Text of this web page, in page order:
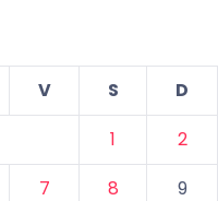
V S
D
1
2
7 8
9